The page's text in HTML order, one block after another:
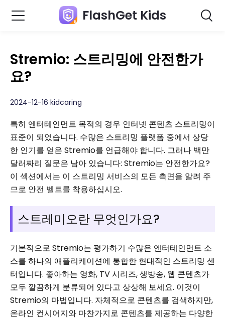
FlashGet Kids
Stremio: 스트리밍에 안전한가
요?
2024-12-16 kidcaring
특히 엔터테인먼트 목적의 경우 인터넷 콘텐츠 스트리밍이
표준이 되었습니다. 수많은 스트리밍 플랫폼 중에서 상당
한 인기를 얻은 Stremio를 언급해야 합니다. 그러나 백만
달러짜리 질문은 남아 있습니다: Stremio는 안전한가요?
이 섹션에서는 이 스트리밍 서비스의 모든 측면을 알려 주
므로 안전 벨트를 착용하십시오.
스트레미오란 무엇인가요?
기본적으로 Stremio는 평가하기 수많은 엔터테인먼트 소
스를 하나의 애플리케이션에 통합한 현대적인 스트리밍 센
터입니다. 좋아하는 영화, TV 시리즈, 생방송, 웹 콘텐츠가
모두 깔끔하게 분류되어 있다고 상상해 보세요. 이것이
Stremio의 마법입니다. 자체적으로 콘텐츠를 검색하지만,
온라인 컨시어지와 마찬가지로 콘텐츠를 제공하는 다양한